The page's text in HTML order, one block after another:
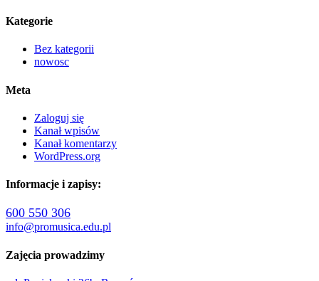
Kategorie
Bez kategorii
nowosc
Meta
Zaloguj się
Kanał wpisów
Kanał komentarzy
WordPress.org
Informacje i zapisy:
600 550 306
info@promusica.edu.pl
Zajęcia prowadzimy